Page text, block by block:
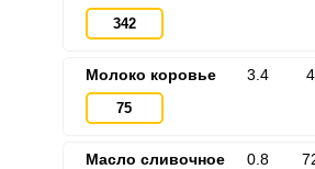
342
Молоко коровье
75
3.4
Масло сливочное 0.8